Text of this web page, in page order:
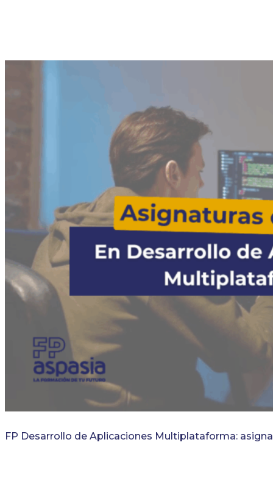
FP Desarrollo de Aplicaciones Multiplataforma: